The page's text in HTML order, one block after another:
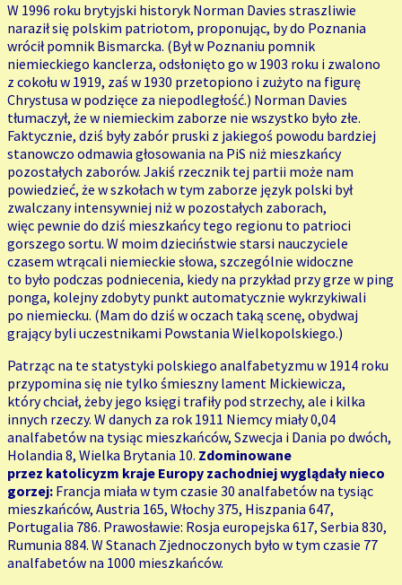
W 1996 roku brytyjski historyk Norman Davies straszliwie
naraził się polskim patriotom, proponując, by do Poznania
wrócił pomnik Bismarcka. (Był w Poznaniu pomnik
niemieckiego kanclerza, odsłonięto go w 1903 roku i zwalono
z cokołu w 1919, zaś w 1930 przetopiono i zużyto na figurę
Chrystusa w podzięce za niepodległość.) Norman Davies
tłumaczył, że w niemieckim zaborze nie wszystko było złe.
Faktycznie, dziś były zabór pruski z jakiegoś powodu bardziej
stanowczo odmawia głosowania na PiS niż mieszkańcy
pozostałych zaborów. Jakiś rzecznik tej partii może nam
powiedzieć, że w szkołach w tym zaborze język polski był
zwalczany intensywniej niż w pozostałych zaborach,
więc pewnie do dziś mieszkańcy tego regionu to patrioci
gorszego sortu. W moim dzieciństwie starsi nauczyciele
czasem wtrącali niemieckie słowa, szczególnie widoczne
to było podczas podniecenia, kiedy na przykład przy grze w ping
ponga, kolejny zdobyty punkt automatycznie wykrzykiwali
po niemiecku. (Mam do dziś w oczach taką scenę, obydwaj
grający byli uczestnikami Powstania Wielkopolskiego.)
Patrząc na te statystyki polskiego analfabetyzmu w 1914 roku
przypomina się nie tylko śmieszny lament Mickiewicza,
który chciał, żeby jego księgi trafiły pod strzechy, ale i kilka
innych rzeczy. W danych za rok 1911 Niemcy miały 0,04
analfabetów na tysiąc mieszkańców, Szwecja i Dania po dwóch,
Holandia 8, Wielka Brytania 10. Zdominowane
przez katolicyzm kraje Europy zachodniej wyglądały nieco
gorzej: Francja miała w tym czasie 30 analfabetów na tysiąc
mieszkańców, Austria 165, Włochy 375, Hiszpania 647,
Portugalia 786. Prawosławie: Rosja europejska 617, Serbia 830,
Rumunia 884. W Stanach Zjednoczonych było w tym czasie 77
analfabetów na 1000 mieszkańców.